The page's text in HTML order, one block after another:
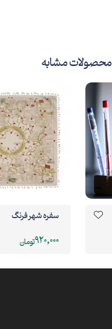
محصولات مشابه
سفره شهر فرنگ
920,000تومان